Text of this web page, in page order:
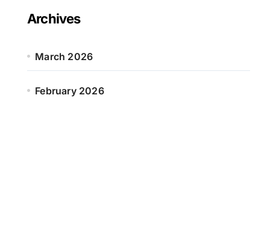
h
f
r
Archives
March 2026
February 2026